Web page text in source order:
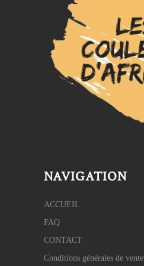
NAVIGATION
ACCUEIL
FAQ
CONTACT
Conditions générales de vente